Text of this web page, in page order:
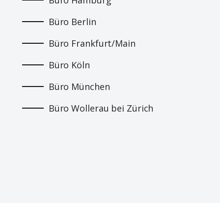
Büro Berlin
Büro Frankfurt/Main
Büro Köln
Büro München
Büro Wollerau bei Zürich